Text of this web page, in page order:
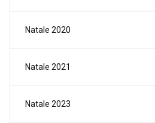
Natale 2020
Natale 2021
Natale 2023